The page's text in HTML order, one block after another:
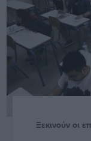
Ξεκινούν οι